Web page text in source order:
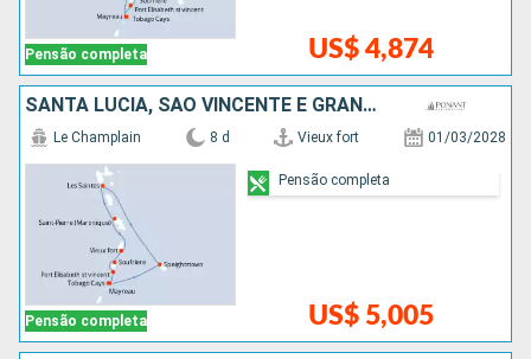
Pensão completa US$ 4,874
SANTA LUCIA, SÃO VINCENTE E GRANADINAS, BARBADOS
Pensão completa
Le Champlain 8 d Vieux fort 01/03/2028
US$ 5,005
Pensão completa